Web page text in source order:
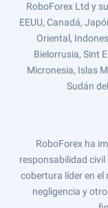
RoboForex Ltd y
EEUU, Canadá,
Oriental,
Bielorrusia, Sint
Micronesia, Islas
Sudán
RoboForex ha
responsabilidad civil
cobertura líder en el
negligencia y